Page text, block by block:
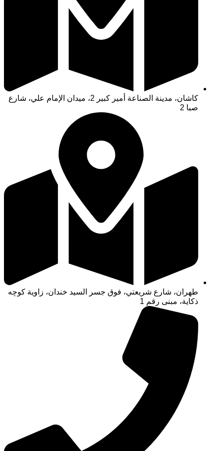
كاشان، مدينة الصناعة أمير كبير 2، ميدان الإمام علي، شارع
صبا 2
طهران، شارع شريعتي، فوق جسر السيد خندان، زاوية كوچه
ذكاية، مبنى رقم 1